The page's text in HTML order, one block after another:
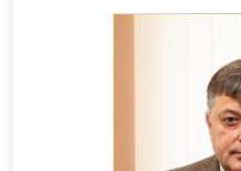
организации
праздников (РОМП,
режиссуры
праздников (РТПП,
Данная